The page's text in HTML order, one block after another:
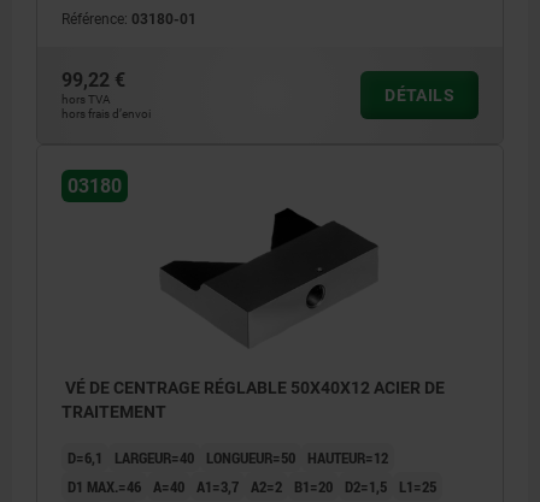
Référence: 03180-01
99,22 €
hors TVA
hors frais d’envoi
DÉTAILS
03180
VÉ DE CENTRAGE RÉGLABLE 50X40X12 ACIER DE
TRAITEMENT
D=6,1 LARGEUR=40 LONGUEUR=50
HAUTEUR=12
D1 MAX.=46 A=40 A1=3,7 A2=2 B1=20 D2=1,5
L1=25